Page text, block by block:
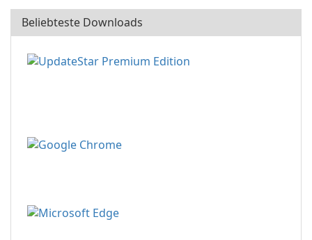
Beliebteste Downloads